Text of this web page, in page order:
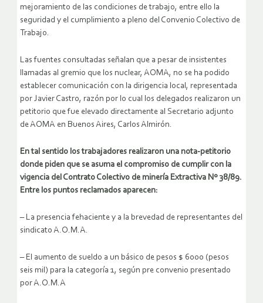
mejoramiento de las condiciones de trabajo, entre ello la
seguridad y el cumplimiento a pleno del Convenio Colectivo de
Trabajo.
Las fuentes consultadas señalan que a pesar de insistentes
llamadas al gremio que los nuclear, AOMA, no se ha podido
establecer comunicación con la dirigencia local, representada
por Javier Castro, razón por lo cual los delegados realizaron un
petitorio que fue elevado directamente al Secretario adjunto
de AOMA en Buenos Aires, Carlos Almirón.
En tal sentido los trabajadores realizaron una nota-petitorio
donde piden que se asuma el compromiso de cumplir con la
vigencia del Contrato Colectivo de minería Extractiva Nº 38/89.
Entre los puntos reclamados aparecen:
– La presencia fehaciente y a la brevedad de representantes del
sindicato A.O.M.A.
– El aumento de sueldo a un básico de pesos $ 6000 (pesos
seis mil) para la categoría 1, según pre convenio presentado
por A.O.M.A